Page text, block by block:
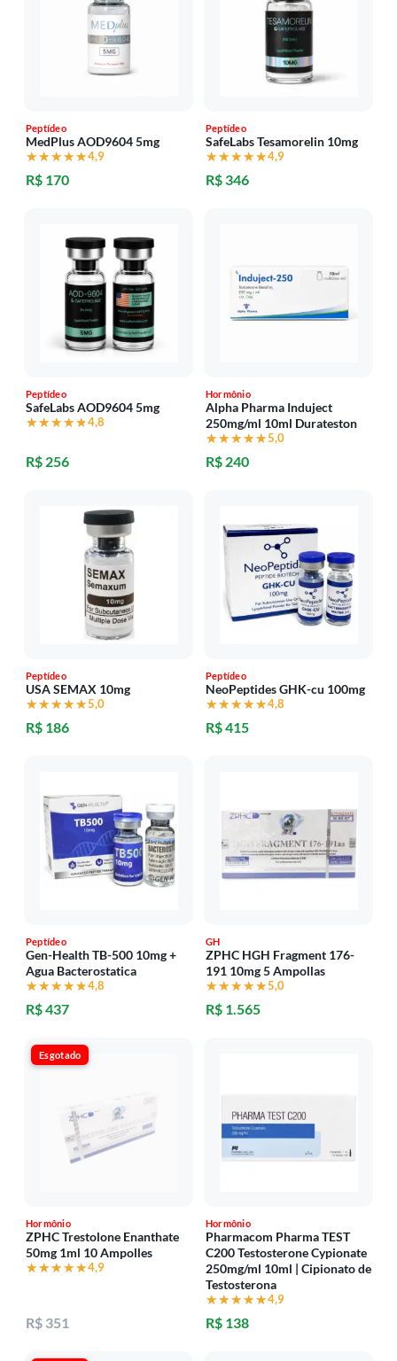
Peptídeo
MedPlus AOD9604 5mg
★★★★★
★★★★★4,9
R$ 170
Peptídeo
SafeLabs Tesamorelin 10mg
★★★★★
★★★★★4,9
R$ 346
Peptídeo
SafeLabs AOD9604 5mg
★★★★★
★★★★★4,8
R$ 256
Hormônio
Alpha Pharma Induject
250mg/ml 10ml Durateston
★★★★★
★★★★★5,0
R$ 240
Peptídeo
USA SEMAX 10mg
★★★★★
★★★★★5,0
R$ 186
Peptídeo
NeoPeptides GHK-cu 100mg
★★★★★
★★★★★4,8
R$ 415
Peptídeo
Gen-Health TB-500 10mg +
Agua Bacterostatica
★★★★★
★★★★★4,8
R$ 437
GH
ZPHC HGH Fragment 176-
191 10mg 5 Ampollas
★★★★★
★★★★★5,0
R$ 1.565
Esgotado
Hormônio
ZPHC Trestolone Enanthate
50mg 1ml 10 Ampolles
★★★★★
★★★★★4,9
R$ 351
Hormônio
Pharmacom Pharma TEST
C200 Testosterone Cypionate
250mg/ml 10ml | Cipionato de
Testosterona
★★★★★
★★★★★4,9
R$ 138